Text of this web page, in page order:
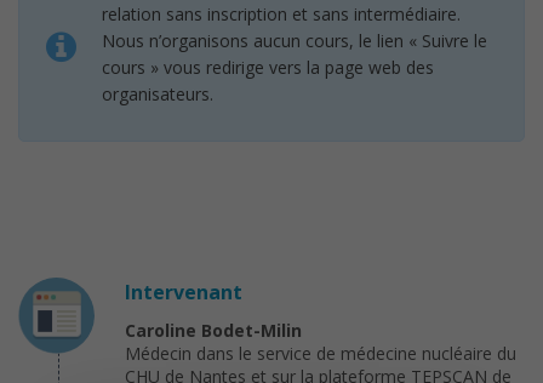
relation sans inscription et sans intermédiaire.
Nous n’organisons aucun cours, le lien « Suivre le
cours » vous redirige vers la page web des
organisateurs.
Intervenant
Caroline Bodet-Milin
Médecin dans le service de médecine nucléaire du
CHU de Nantes et sur la plateforme TEPSCAN de